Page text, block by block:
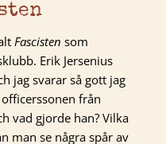
Fascisten som
Erik Jersenius
jag svarar så gott jag
från
vad gjorde han? Vilka
man se några spår av